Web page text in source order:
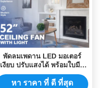
พัดลมเพดาน LED มอเตอร์
เงียบ ปรับแสงได้ พร้อมใบมีด
MDF 3 ใบ
หา ราคา ที่ ดี ที่สุด